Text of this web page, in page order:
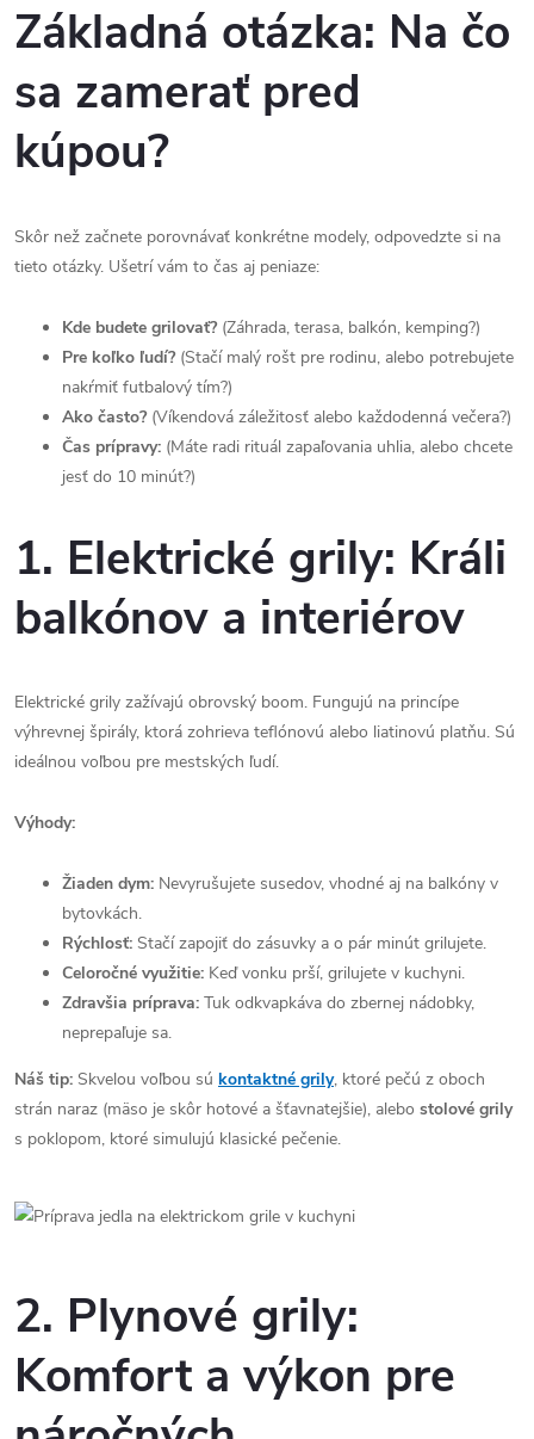
Základná otázka: Na čo
sa zamerať pred
kúpou?
Skôr než začnete porovnávať konkrétne modely, odpovedzte si na
tieto otázky. Ušetrí vám to čas aj peniaze:
Kde budete grilovať?(Záhrada, terasa, balkón, kemping?)
Pre koľko ľudí?(Stačí malý rošt pre rodinu, alebo potrebujete
nakŕmiť futbalový tím?)
Ako často?(Víkendová záležitosť alebo každodenná večera?)
Čas prípravy: (Máte radi rituál zapaľovania uhlia, alebo chcete
jesť do 10 minút?)
1. Elektrické grily: Králi
balkónov a interiérov
Elektrické grily zažívajú obrovský boom. Fungujú na princípe
výhrevnej špirály, ktorá zohrieva teflónovú alebo liatinovú platňu. Sú
ideálnou voľbou pre mestských ľudí.
Výhody:
Žiaden dym: Nevyrušujete susedov, vhodné aj na balkóny v
bytovkách.
Rýchlosť: Stačí zapojiť do zásuvky a o pár minút grilujete.
Celoročné využitie: Keď vonku prší, grilujete v kuchyni.
Zdravšia príprava: Tuk odkvapkáva do zbernej nádobky,
neprepaľuje sa.
Náš tip: Skvelou voľbou sú kontaktné grily, ktoré pečú z oboch
strán naraz (mäso je skôr hotové a šťavnatejšie), alebo stolové grily
s poklopom, ktoré simulujú klasické pečenie.
2. Plynové grily:
Komfort a výkon pre